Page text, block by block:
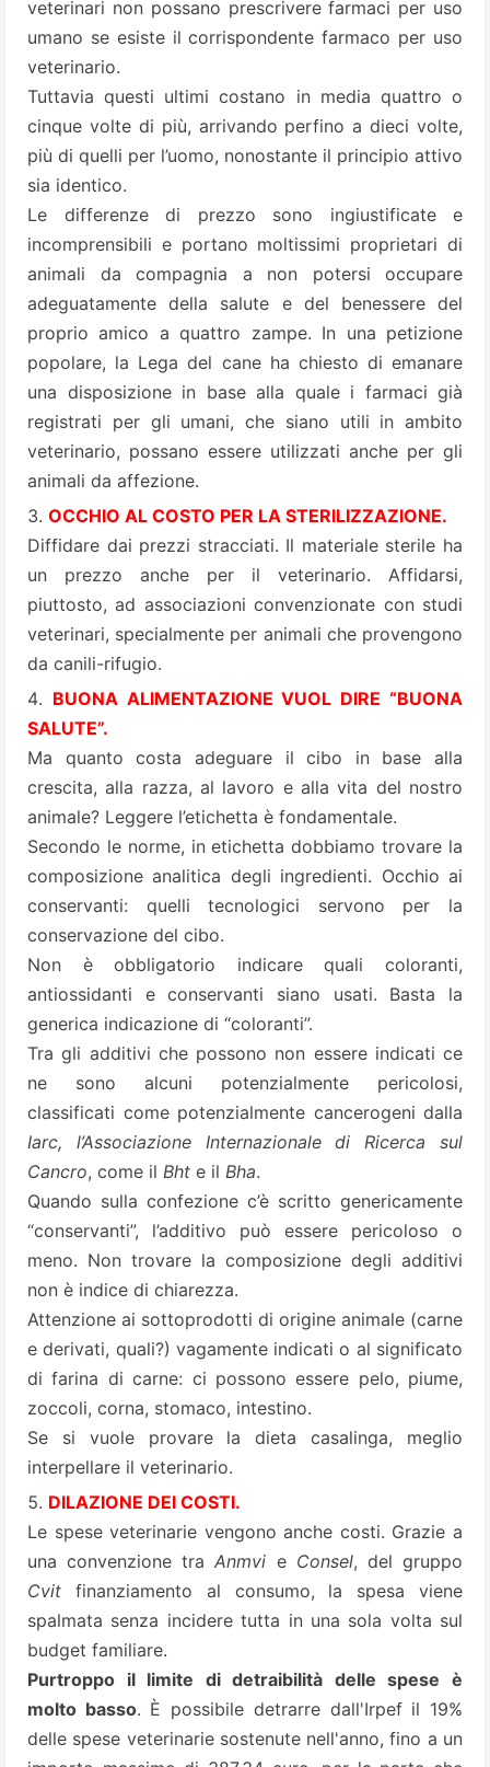
veterinari non possano prescrivere farmaci per uso
umano se esiste il corrispondente farmaco per uso
veterinario.
Tuttavia questi ultimi costano in media quattro o
cinque volte di più, arrivando perfino a dieci volte,
più di quelli per l’uomo, nonostante il principio attivo
sia identico.
Le differenze di prezzo sono ingiustificate e
incomprensibili e portano moltissimi proprietari di
animali da compagnia a non potersi occupare
adeguatamente della salute e del benessere del
proprio amico a quattro zampe. In una petizione
popolare, la Lega del cane ha chiesto di emanare
una disposizione in base alla quale i farmaci già
registrati per gli umani, che siano utili in ambito
veterinario, possano essere utilizzati anche per gli
animali da affezione.
OCCHIO AL COSTO PER LA STERILIZZAZIONE.
Diffidare dai prezzi stracciati. Il materiale sterile ha
un prezzo anche per il veterinario. Affidarsi,
piuttosto, ad associazioni convenzionate con studi
veterinari, specialmente per animali che provengono
da canili-rifugio.
BUONA ALIMENTAZIONE VUOL DIRE “BUONA
SALUTE”.
Ma quanto costa adeguare il cibo in base alla
crescita, alla razza, al lavoro e alla vita del nostro
animale? Leggere l’etichetta è fondamentale.
Secondo le norme, in etichetta dobbiamo trovare la
composizione analitica degli ingredienti. Occhio ai
conservanti: quelli tecnologici servono per la
conservazione del cibo.
Non è obbligatorio indicare quali coloranti,
antiossidanti e conservanti siano usati. Basta la
generica indicazione di “coloranti”.
Tra gli additivi che possono non essere indicati ce
ne sono alcuni potenzialmente pericolosi,
classificati come potenzialmente cancerogeni dalla
Iarc, l’Associazione Internazionale di Ricerca sul
Cancro, come il Bht e il Bha.
Quando sulla confezione c’è scritto genericamente
“conservanti”, l’additivo può essere pericoloso o
meno. Non trovare la composizione degli additivi
non è indice di chiarezza.
Attenzione ai sottoprodotti di origine animale (carne
e derivati, quali?) vagamente indicati o al significato
di farina di carne: ci possono essere pelo, piume,
zoccoli, corna, stomaco, intestino.
Se si vuole provare la dieta casalinga, meglio
interpellare il veterinario.
DILAZIONE DEI COSTI.
Le spese veterinarie vengono anche costi. Grazie a
una convenzione traAnmvi e Consel, del gruppo
Cvit finanziamento al consumo, la spesa viene
spalmata senza incidere tutta in una sola volta sul
budget familiare.
Purtroppo il limite di detraibilità delle spese è
molto basso. È possibile detrarre dall'Irpef il 19%
delle spese veterinarie sostenute nell'anno, fino a un